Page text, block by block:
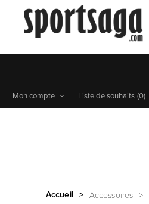
Mon compte Liste de souhaits (0)
Accueil > Accessoires >